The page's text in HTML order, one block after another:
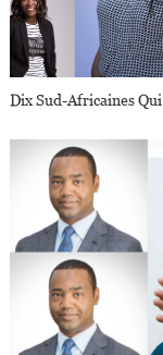
Dix Sud-Africaines